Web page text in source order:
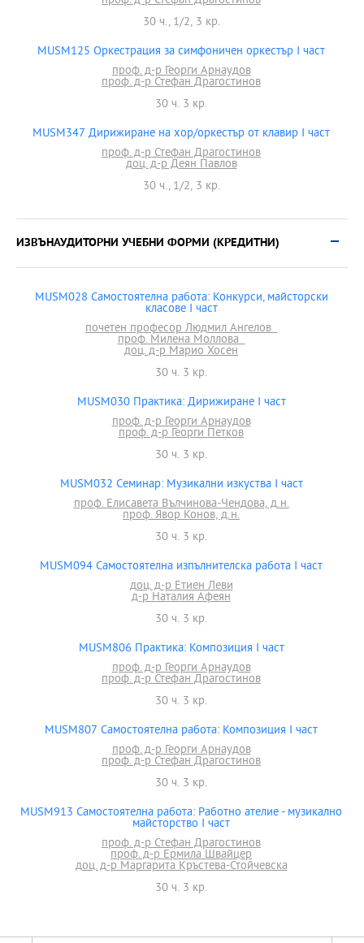
30 ч., 1/2, 3 кр.
MUSM125 Оркестрация за симфоничен оркестър I част
проф. д-р Георги Арнаудов
проф. д-р Стефан Драгостинов
30 ч. 3 кр.
MUSM347 Дирижиране на хор/оркестър от клавир І част
проф. д-р Стефан Драгостинов
доц. д-р Деян Павлов
30 ч., 1/2, 3 кр.
ИЗВЪНАУДИТОРНИ УЧЕБНИ ФОРМИ (КРЕДИТНИ)
MUSM028 Самостоятелна работа: Конкурси, майсторски
класове I част
почетен професор Людмил Ангелов
проф. Милена Моллова
доц. д-р Марио Хосен
30 ч. 3 кр.
MUSM030 Практика: Дирижиране I част
проф. д-р Георги Арнаудов
проф. д-р Георги Петков
30 ч. 3 кр.
MUSM032 Семинар: Музикални изкуства I част
проф. Елисавета Вълчинова-Чендова, д.н.
проф. Явор Конов, д.н.
30 ч. 3 кр.
MUSM094 Самостоятелна изпълнителска работа І част
доц. д-р Етиен Леви
д-р Наталия Афеян
30 ч. 3 кр.
MUSM806 Практика: Композиция I част
проф. д-р Георги Арнаудов
проф. д-р Стефан Драгостинов
30 ч. 3 кр.
MUSM807 Самостоятелна работа: Композиция І част
проф. д-р Георги Арнаудов
проф. д-р Стефан Драгостинов
30 ч. 3 кр.
MUSM913 Самостоятелна работа: Работно ателие - музикално
майсторство I част
проф. д-р Стефан Драгостинов
проф. д-р Ермила Швайцер
доц. д-р Маргарита Кръстева-Стойчевска
30 ч. 3 кр.